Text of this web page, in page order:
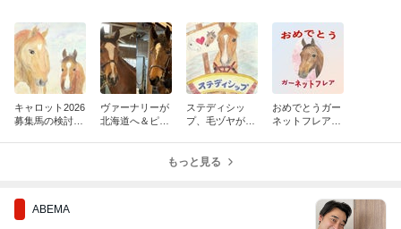
キャロット2026
募集馬の検討
ヴァーナリーが
北海道へ＆ピュ
ステディシッ
プ、毛ヅヤが少
おめでとうガー
ネットフレア～
もっと見る
ABEMA